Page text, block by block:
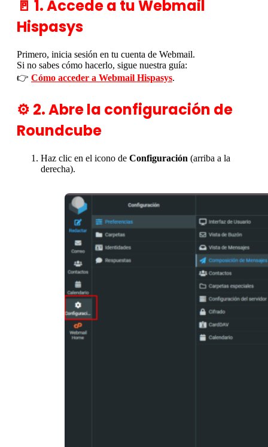
🚪 1. Accede a tu Webmail
Hispasys
Primero, inicia sesión en tu cuenta de Webmail.
Si no sabes cómo hacerlo, sigue nuestra guía:
👉 Cómo acceder a Webmail Hispasys.
⚙️ 2. Abre la configuración de
Roundcube
Haz clic en el icono de Configuración (arriba a la
derecha).